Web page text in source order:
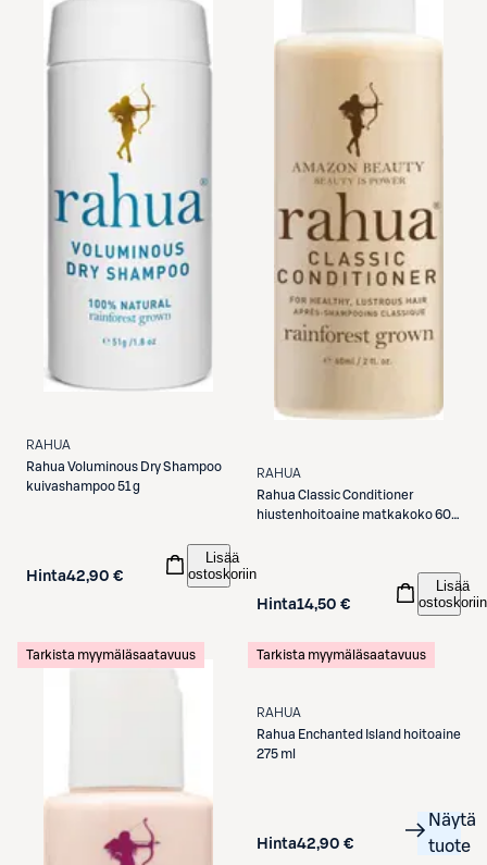
RAHUA
Rahua Voluminous Dry Shampoo
kuivashampoo 51 g
Hinta42,90 €
Lisää
ostoskoriin
RAHUA
Rahua Classic Conditioner
hiustenhoitoaine matkakoko 60
Hinta14,50 €
Lisää
ostoskoriin
Tarkista myymäläsaatavuus Tarkista myymäläsaatavuus
RAHUA
Rahua Enchanted Island hoitoaine
275 ml
Hinta42,90 €
Näytä
tuote